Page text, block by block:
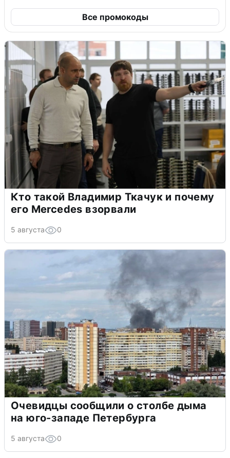
Все промокоды
Кто такой Владимир Ткачук и почему
его Mercedes взорвали
5 августа 0
Очевидцы сообщили о столбе дыма
на юго-западе Петербурга
5 августа 0